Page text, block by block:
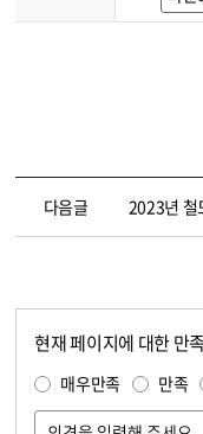
다음글 2023년 철
현재 페이지에 대한 만
매우만족 만족